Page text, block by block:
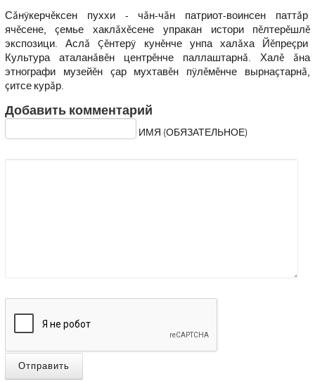
Сăнÿкерчĕксен пуххи - чăн-чăн патриот-воинсен паттăр
ячĕсене, çемье хаклăхĕсене упракан истори пĕлтерĕшлĕ
экспозици. Аслă Çĕнтерÿ кунĕнче унпа халăха Йĕпреçри
Культура аталанăвĕн центрĕнче паллаштарнă. Халĕ ăна
этнографи музейĕн çар мухтавĕн пÿлĕмĕнче вырнаçтарнă,
çитсе курăр.
Добавить комментарий
ИМЯ (ОБЯЗАТЕЛЬНОЕ)
Отправить